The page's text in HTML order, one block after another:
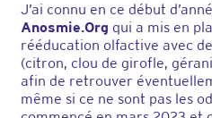
J’ai connu en ce début
Anosmie.Org qui a mis en
rééducation olfactive avec
(citron, clou de girofle,
afin de retrouver
même si ce ne sont pas les